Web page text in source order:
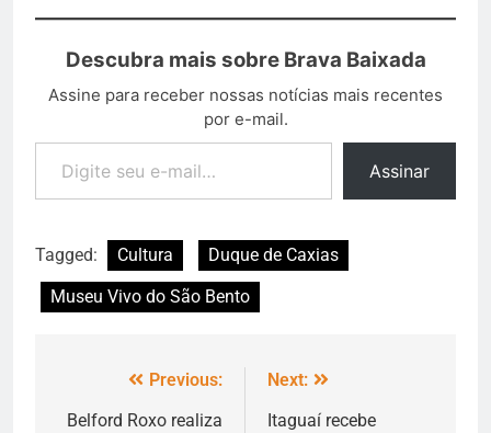
Descubra mais sobre Brava Baixada
Assine para receber nossas notícias mais recentes
por e-mail.
Assinar
Tagged: Cultura
Duque de Caxias
Museu Vivo do São Bento
Previous:
Belford Roxo realiza
Next:
Itaguaí recebe